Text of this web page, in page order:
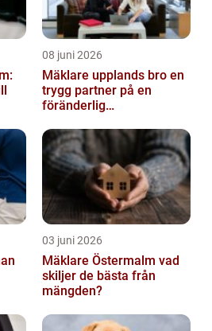
08 juni 2026
Mäklare upplands bro en
trygg partner på en
föränderlig
03 juni 2026
Mäklare Östermalm vad
skiljer de bästa från
mängden?